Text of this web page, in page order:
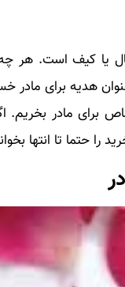
یا کیف است. هر
هدیه برای مادر
برای مادر بخریم.
را حتما تا انتها